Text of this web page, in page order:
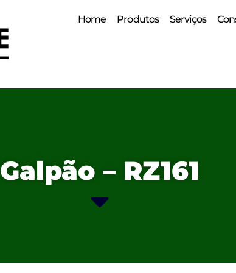
Home Produtos Serviços
Galpão – RZ161